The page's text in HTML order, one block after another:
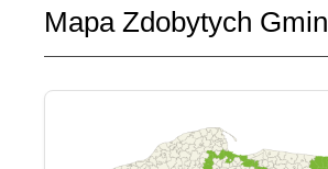
Mapa Zdobytych Gmin